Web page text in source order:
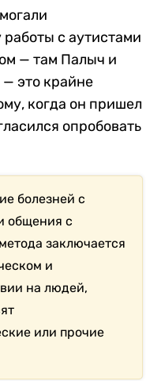
с аутистами
— там Палыч и
это крайне
когда он пришел
опробовать
болезней с
общения с
заключается
и
на людей,
или прочие